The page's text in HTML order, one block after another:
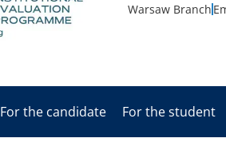
Warsaw Branch
For the candidate For the student